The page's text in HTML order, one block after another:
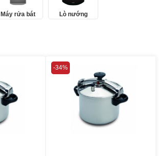
Máy rửa bát Lò nướng
-34%